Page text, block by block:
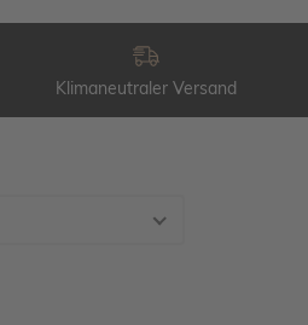
Klimaneutraler Versand